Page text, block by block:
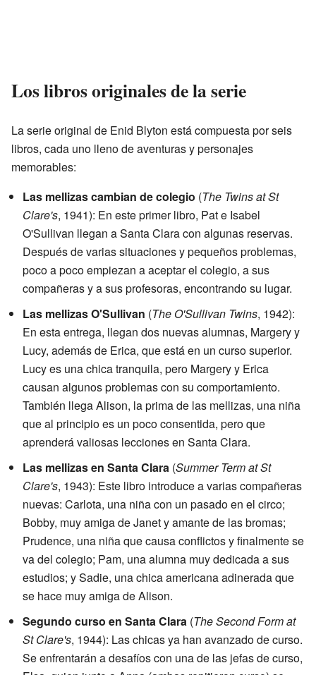
Los libros originales de la serie
La serie original de Enid Blyton está compuesta por seis
libros, cada uno lleno de aventuras y personajes
memorables:
Las mellizas cambian de colegio (The Twins at St
Clare's, 1941): En este primer libro, Pat e Isabel
O'Sullivan llegan a Santa Clara con algunas reservas.
Después de varias situaciones y pequeños problemas,
poco a poco empiezan a aceptar el colegio, a sus
compañeras y a sus profesoras, encontrando su lugar.
Las mellizas O'Sullivan (The O'Sullivan Twins, 1942):
En esta entrega, llegan dos nuevas alumnas, Margery y
Lucy, además de Erica, que está en un curso superior.
Lucy es una chica tranquila, pero Margery y Erica
causan algunos problemas con su comportamiento.
También llega Alison, la prima de las mellizas, una niña
que al principio es un poco consentida, pero que
aprenderá valiosas lecciones en Santa Clara.
Las mellizas en Santa Clara (Summer Term at St
Clare's, 1943): Este libro introduce a varias compañeras
nuevas: Carlota, una niña con un pasado en el circo;
Bobby, muy amiga de Janet y amante de las bromas;
Prudence, una niña que causa conflictos y finalmente se
va del colegio; Pam, una alumna muy dedicada a sus
estudios; y Sadie, una chica americana adinerada que
se hace muy amiga de Alison.
Segundo curso en Santa Clara (The Second Form at
St Clare's, 1944): Las chicas ya han avanzado de curso.
Se enfrentarán a desafíos con una de las jefas de curso,